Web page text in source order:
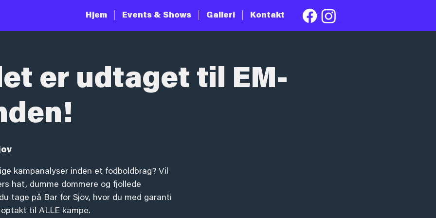
Hjem Events & Shows Galleri Kontakt
er udtaget til EM-
kampanalyser inden et fodboldbrag? Vil
hat, dumme dommere og fjollede
tage på Bar for Sjov, hvor du med garanti
til ALLE kampe.